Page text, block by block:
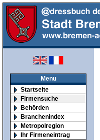
Menu
Startseite
Firmensuche
Behörden
Branchenindex
Metropolregion
Ihr Firmeneintrag